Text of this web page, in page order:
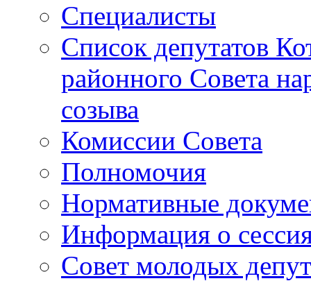
Специалисты
Список депутатов
районного Совета
созыва
Комиссии Совета
Полномочия
Нормативные
Информация о
Совет молодых